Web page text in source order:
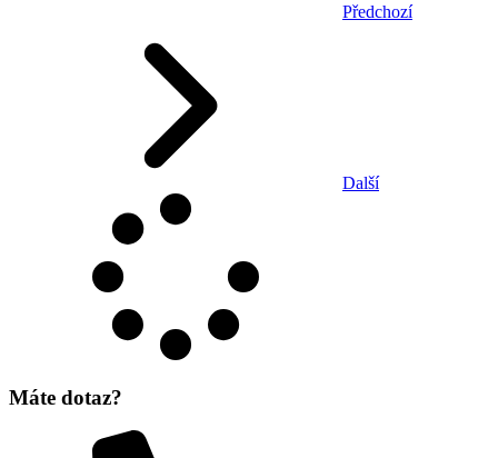
Předchozí
Další
Máte dotaz?